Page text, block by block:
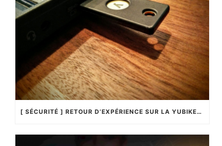
[ SÉCURITÉ ] RETOUR D’EXPÉRIENCE SUR LA YUBIKEY4 !